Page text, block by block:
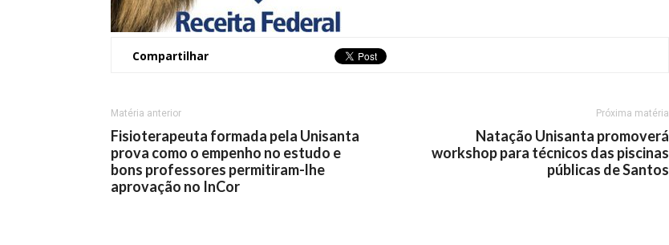
Compartilhar
Matéria anterior
Fisioterapeuta formada pela Unisanta
prova como o empenho no estudo e
bons professores permitiram-lhe
aprovação no InCor
Próxima matéria
Natação Unisanta promoverá
workshop para técnicos das piscinas
públicas de Santos